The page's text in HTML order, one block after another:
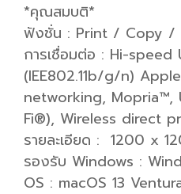
*คุณสมบติ*
ฟังชั่น : Print / Copy /
การเชื่อมต่อ : Hi-speed
(IEE802.11b/g/n)
networking, Mopria™,
Fi®), Wireless direct
รายละเอียด : 1200 x
รองรับ Windows :
OS : macOS 13